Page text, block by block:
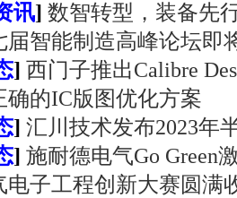
讯] 数智转型，装备先
届智能制造高峰论坛即
] 西门子推出Calibre
确的IC版图优化方案
] 汇川技术发布2023年
] 施耐德电气Go Green
电子工程创新大赛圆满